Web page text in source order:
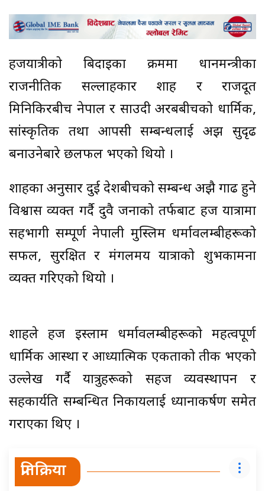
हजयात्रीको बिदाइका क्रममा प्रधानमन्त्रीका
राजनीतिक सल्लाहकार शाह र राजदूत
मिनिकिरबीच नेपाल र साउदी अरबबीचको धार्मिक,
सांस्कृतिक तथा आपसी सम्बन्धलाई अझ सुदृढ
बनाउनेबारे छलफल भएको थियो ।
शाहका अनुसार दुई देशबीचको सम्बन्ध अझै प्रगाढ हुने
विश्वास व्यक्त गर्दै दुवै जनाको तर्फबाट हज यात्रामा
सहभागी सम्पूर्ण नेपाली मुस्लिम धर्मावलम्बीहरूको
सफल, सुरक्षित र मंगलमय यात्राको शुभकामना
व्यक्त गरिएको थियो ।
शाहले हज इस्लाम धर्मावलम्बीहरूको महत्वपूर्ण
धार्मिक आस्था र आध्यात्मिक एकताको प्रतीक भएको
उल्लेख गर्दै यात्रुहरूको सहज व्यवस्थापन र
सहकार्यप्रति सम्बन्धित निकायलाई ध्यानाकर्षण समेत
गराएका थिए ।
प्रतिक्रिया